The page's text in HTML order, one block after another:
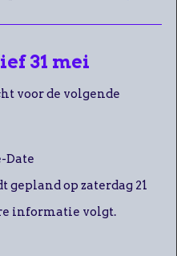
31 mei
voor de volgende
Date
gepland op zaterdag 21
informatie volgt.